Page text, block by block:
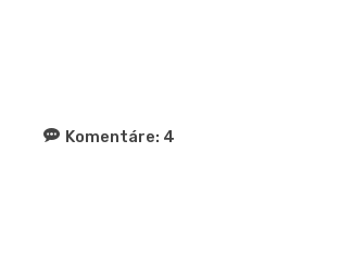
Komentáre: 4